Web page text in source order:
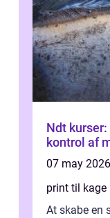
Ndt
kontrol af
07 may 2026
print til kage
At skabe en